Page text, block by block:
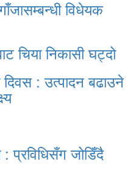
विधेयक
चिया निकासी घट्दो
दिवस : उत्पादन बढाउने
प्रविधिसँग जोडिँदै